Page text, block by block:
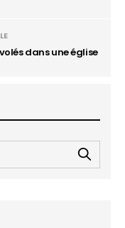
dans une église